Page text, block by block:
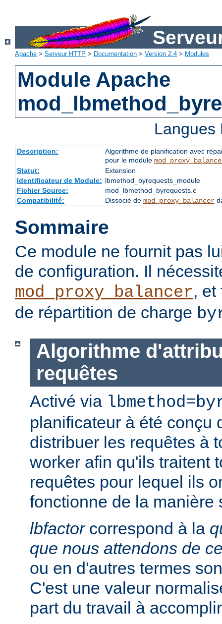
Apache > Serveur HTTP > Documentation > Version 2.4 > Modules
Module Apache
Description:
Algorithme de planification avec
pour le module
Statut:
Extension
Identificateur de Module: lbmethod_byrequests_module
Fichier Source:
mod_lbmethod_byrequests.c
Compatibilité:
Dissocié de mod_proxy_balancer
Sommaire
Ce module ne fournit pas
de configuration. Il
mod_proxy_balancer, et
de répartition de charge
Algorithme
requêtes
Activé via
planificateur à été conçu
distribuer les requêtes à
worker afin qu'ils traitent
requêtes pour lequel ils
fonctionne de la manière
lbfactorcorrespond à la
que nous attendons de
ou en d'autres termes
C'est une valeur
part du travail à